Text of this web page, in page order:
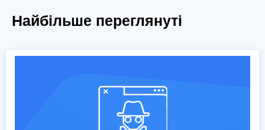
Найбільше переглянуті